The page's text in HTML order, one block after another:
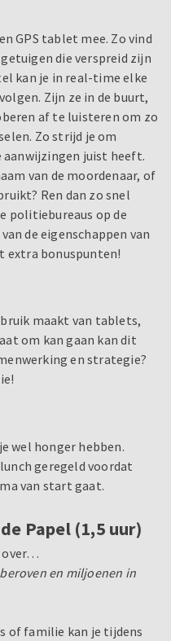
GPS tablet mee. Zo vind
die verspreid zijn
kan je in real-time elke
Zijn ze in de buurt,
af te luisteren om zo
Zo strijd je om
aanwijzingen juist heeft.
van de moordenaar, of
Ren dan zo snel
politiebureaus op de
de eigenschappen van
extra bonuspunten!
maakt van tablets,
om kan gaan kan dit
en strategie?
wel honger hebben.
geregeld voordat
van start gaat.
Papel (1,5 uur)
over…
en miljoenen in
of familie kan je tijdens